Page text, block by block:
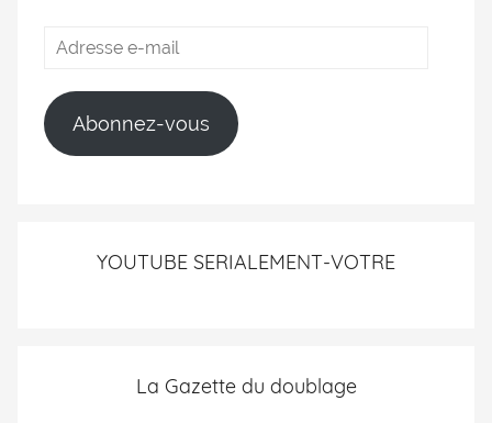
Abonnez-vous
YOUTUBE SERIALEMENT-VOTRE
La Gazette du doublage